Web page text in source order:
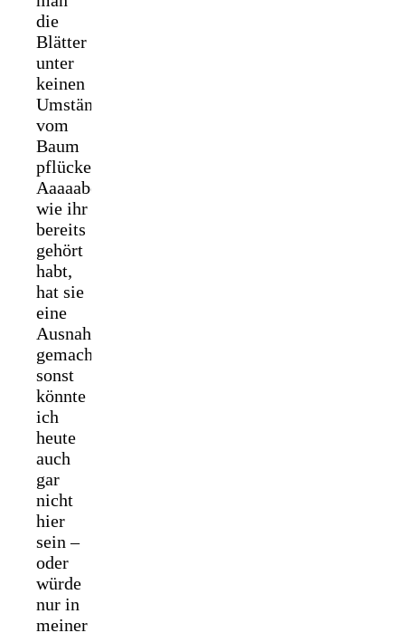
die
Blätter
unter
keinen
Umständen
vom
Baum
pflücken…
Aaaaaber,
wie ihr
bereits
gehört
habt,
hat sie
eine
Ausnahme
gemacht,
sonst
könnte
ich
heute
auch
gar
nicht
hier
sein –
oder
würde
nur in
meiner